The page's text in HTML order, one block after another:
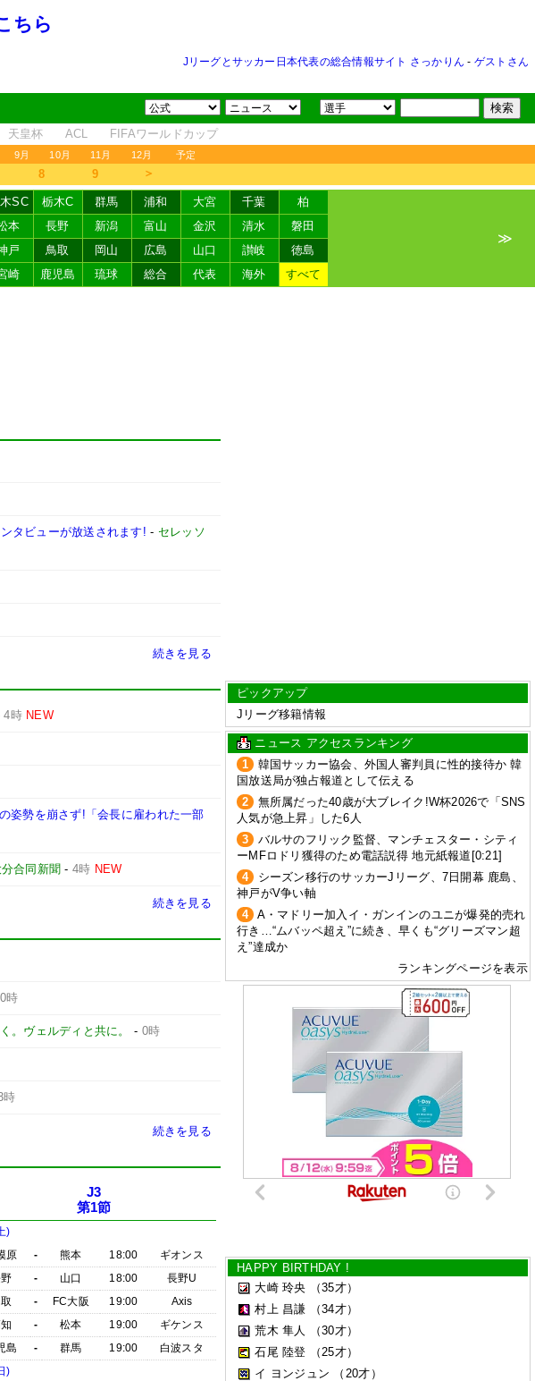
ちら
Jリーグとサッカー日本代表の総合情報サイト さっかりん - ゲストさん
天皇杯 ACL FIFAワールドカップ
9月 10月 11月 12月 予定
8 9 ＞
SC 栃木C 群馬 浦和 大宮 千葉
柏
本 長野 新潟 富山 金沢 清水
磐田
戸 鳥取 岡山 広島 山口 讃岐
徳島
崎 鹿児島 琉球 総合 代表 海外 すべて
≫
タビューが放送されます! - セレッソ
続きを見る
4時 NEW
姿勢を崩さず!「会長に雇われた一部
分合同新聞 - 4時 NEW
続きを見る
0時
。ヴェルディと共に。 - 0時
時
続きを見る
J3
第1節
)
原
- 熊本 18:00
ギオンス
- 山口 18:00
長野U
- FC大阪 19:00
Axis
- 松本 19:00
ギケンス
島
- 群馬 19:00
白波スタ
)
ピックアップ
Jリーグ移籍情報
ニュース アクセスランキング
1
韓国サッカー協会、外国人審判員に性的接待か 韓
国放送局が独占報道として伝える
2
無所属だった40歳が大ブレイク!W杯2026で「SNS
人気が急上昇」した6人
3
バルサのフリック監督、マンチェスター・シティ
ーMFロドリ獲得のため電話説得 地元紙報道[0:21]
4
シーズン移行のサッカーJリーグ、7日開幕 鹿島、
神戸がV争い軸
4
A・マドリー加入イ・ガンインのユニが爆発的売れ
行き…“ムバッペ超え”に続き、早くも“グリーズマン超
え”達成か
ランキングページを表示
HAPPY BIRTHDAY !
大崎 玲央
（35才）
村上 昌謙
（34才）
荒木 隼人
（30才）
石尾 陸登
（25才）
イ ヨンジュン
（20才）